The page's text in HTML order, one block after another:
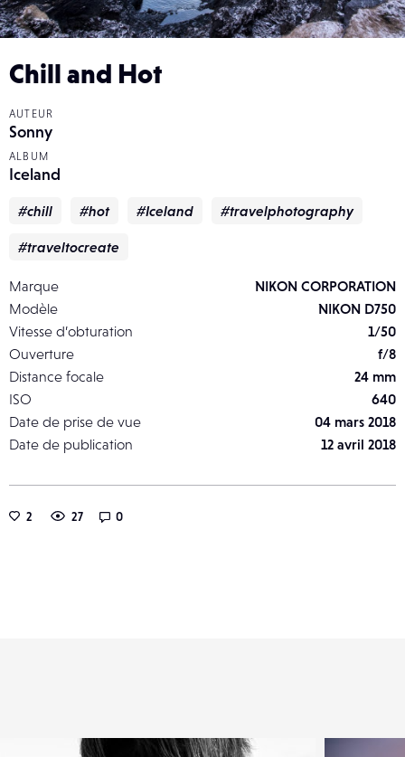
Chill and Hot
AUTEUR
Sonny
ALBUM
Iceland
#chill #hot #Iceland #travelphotography
#traveltocreate
Marque
NIKON CORPORATION
Modèle
NIKON D750
Vitesse d’obturation
1/50
Ouverture
f/8
Distance focale
24 mm
ISO
640
Date de prise de vue
04 mars 2018
Date de publication
12 avril 2018
2 27 0